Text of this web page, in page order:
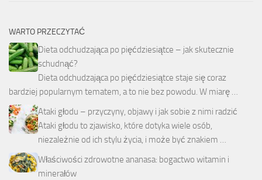
WARTO PRZECZYTAĆ
Dieta odchudzająca po pięćdziesiątce – jak skutecznie
schudnąć?
Dieta odchudzająca po pięćdziesiątce staje się coraz
bardziej popularnym tematem, a to nie bez powodu. W miarę …
Ataki głodu – przyczyny, objawy i jak sobie z nimi radzić
Ataki głodu to zjawisko, które dotyka wiele osób,
niezależnie od ich stylu życia, i może być znakiem …
Właściwości zdrowotne ananasa: bogactwo witamin i
minerałów